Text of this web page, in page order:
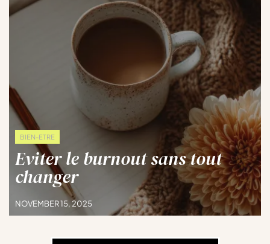
BIEN-ETRE
Eviter le burnout sans tout
changer
NOVEMBER 15, 2025